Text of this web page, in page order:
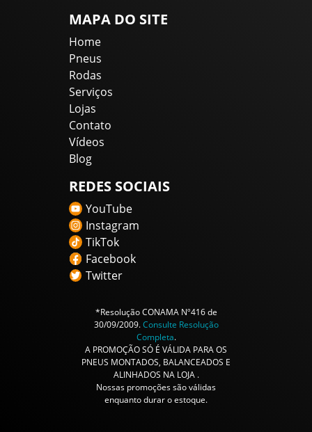
MAPA DO SITE
Home
Pneus
Rodas
Serviços
Lojas
Contato
Vídeos
Blog
REDES SOCIAIS
YouTube
Instagram
TikTok
Facebook
Twitter
*Resolução CONAMA Nº416 de
30/09/2009.Consulte Resolução
Completa.
A PROMOÇÃO SÓ É VÁLIDA PARA OS
PNEUS MONTADOS, BALANCEADOS E
ALINHADOS NA LOJA .
Nossas promoções são válidas
enquanto durar o estoque.